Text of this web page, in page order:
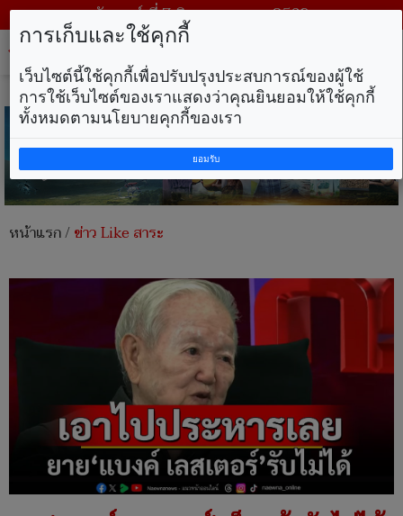
วันศุกร์ ที่ 7 สิงหาคม พ.ศ. 2569
หน้าแรก/ข่าว Like สาระ
การเก็บและใช้คุกกี้
เว็บไซต์นี้ใช้คุกกี้เพื่อปรับปรุงประสบการณ์ของผู้ใช้
การใช้เว็บไซต์ของเราแสดงว่าคุณยินยอมให้ใช้คุกกี้
ทั้งหมดตามนโยบายคุกกี้ของเรา
ยอมรับ